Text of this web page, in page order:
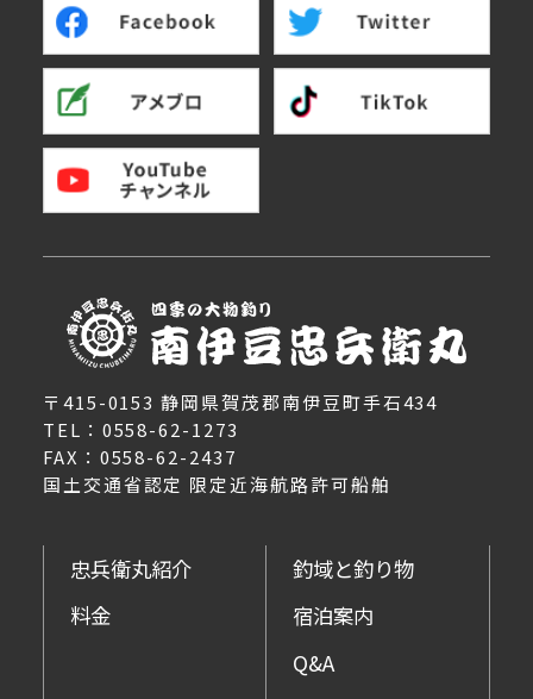
〒415-0153 静岡県賀茂郡南伊豆町手石434
TEL：0558-62-1273
FAX：0558-62-2437
国土交通省認定 限定近海航路許可船舶
忠兵衛丸紹介
料金
釣域と釣り物
宿泊案内
Q&A